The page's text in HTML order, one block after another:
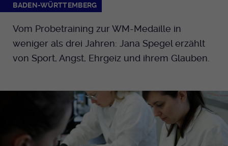
BADEN-WÜRTTEMBERG
Vom Probetraining zur WM-Medaille in
weniger als drei Jahren: Jana Spegel erzählt
von Sport, Angst, Ehrgeiz und ihrem Glauben.